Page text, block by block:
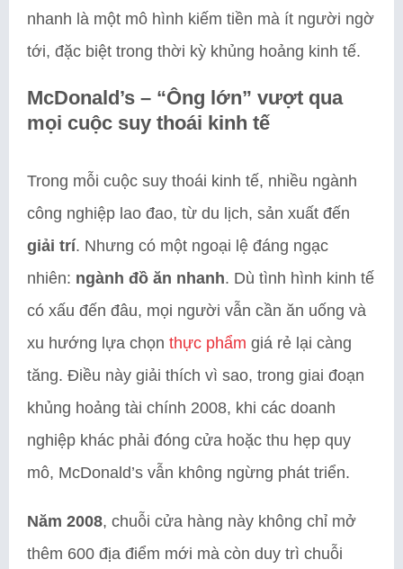
nhanh là một mô hình kiếm tiền mà ít người ngờ
tới, đặc biệt trong thời kỳ khủng hoảng kinh tế.
McDonald’s – “Ông lớn” vượt qua
mọi cuộc suy thoái kinh tế
Trong mỗi cuộc suy thoái kinh tế, nhiều ngành
công nghiệp lao đao, từ du lịch, sản xuất đến
giải trí. Nhưng có một ngoại lệ đáng ngạc
nhiên: ngành đồ ăn nhanh. Dù tình hình kinh tế
có xấu đến đâu, mọi người vẫn cần ăn uống và
xu hướng lựa chọn thực phẩm giá rẻ lại càng
tăng. Điều này giải thích vì sao, trong giai đoạn
khủng hoảng tài chính 2008, khi các doanh
nghiệp khác phải đóng cửa hoặc thu hẹp quy
mô, McDonald’s vẫn không ngừng phát triển.
Năm 2008, chuỗi cửa hàng này không chỉ mở
thêm 600 địa điểm mới mà còn duy trì chuỗi